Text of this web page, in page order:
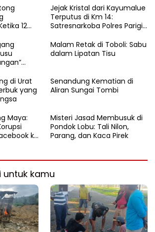
12
Jejak Kristal dari Kayumalue
Terputus di Km 14:
Satresnarkoba Polres Parigi
Pengedar Sabu 4,79 Gram
Malam Retak di Toboli: Sabu
dalam Lipatan Tisu
di Urat
yang
Senandung Kematian di
Aliran Sungai Tombi
Maya:
ke
Misteri Jasad Membusuk di
Pondok Lobu: Tali Nilon,
Parang, dan Kaca Pirek
untuk kamu